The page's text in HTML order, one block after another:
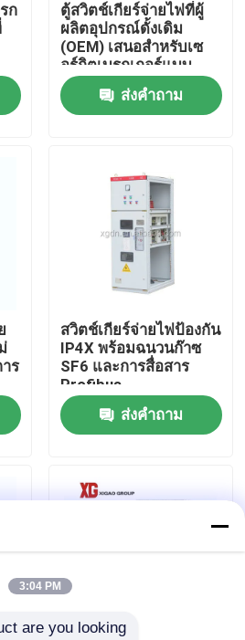
ก
ตู้สวิตช์เกียร์จ่ายไฟที่ผู้
ผลิตอุปกรณ์ดั้งเดิม
(OEM) เสนอสำหรับเซ
อร์กิตเบรกเกอร์แบบ
สุญญากาศหรือ SF6
และอุณหภูมิแวดล้อม
-5°C - 40°C
ส่งคำถาม
ร
สวิตช์เกียร์จ่ายไฟป้องกัน
IP4X พร้อมฉนวนก๊าซ
SF6 และการสื่อสาร
Profibus
ส่งคำถาม
3:04 PM
are you looking